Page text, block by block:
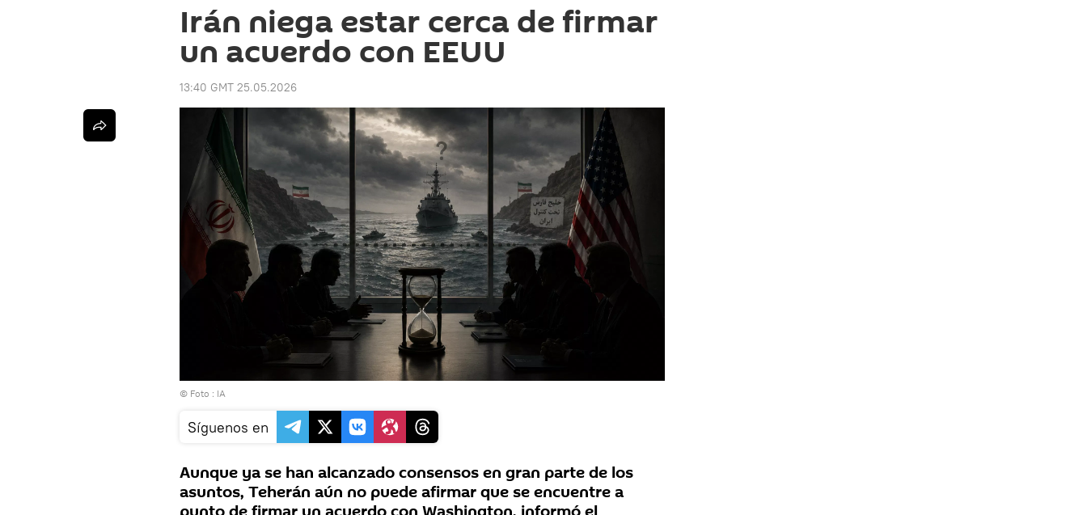
Irán niega estar cerca de firmar
un acuerdo con EEUU
13:40 GMT 25.05.2026
© Foto : IA
Síguenos en
Aunque ya se han alcanzado consensos en gran parte de los
asuntos, Teherán aún no puede afirmar que se encuentre a